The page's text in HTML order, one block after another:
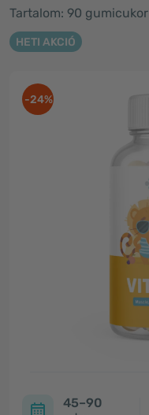
Tartalom: 90 gumicukor
HETI AKCIÓ
-24%
45–90